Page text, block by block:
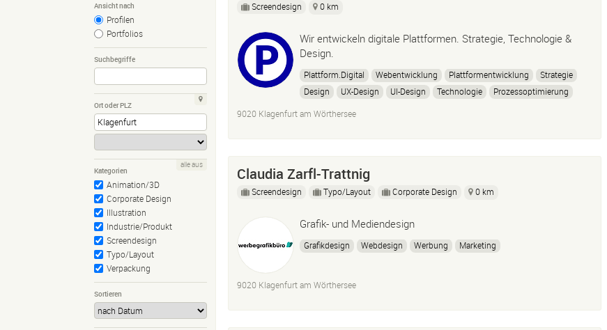
Ansicht nach
Profilen
Portfolios
Suchbegriffe
Ort oder PLZ
Kategorien
Animation/3D
Corporate Design
Illustration
Industrie/Produkt
Screendesign
Typo/Layout
Verpackung
alle aus
Sortieren
Screendesign 0 km
Wir entwickeln digitale Plattformen. Strategie, Technologie &
Design.
Plattform.Digital Webentwicklung Plattformentwicklung
Strategie
Design
UX-Design UI-Design Technologie
Prozessoptimierung
9020 Klagenfurt am Wörthersee
Claudia Zarfl-Trattnig
Screendesign Typo/Layout Corporate Design 0 km
Grafik- und Mediendesign
Grafikdesign Webdesign Werbung Marketing
9020 Klagenfurt am Wörthersee